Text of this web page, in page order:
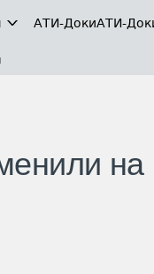
АТИ-ДокиАТИ-
на